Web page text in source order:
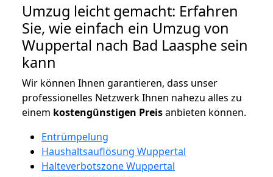
Umzug leicht gemacht: Erfahren
Sie, wie einfach ein Umzug von
Wuppertal nach Bad Laasphe sein
kann
Wir können Ihnen garantieren, dass unser
professionelles Netzwerk Ihnen nahezu alles zu
einem kostengünstigen Preisanbieten können.
Entrümpelung
Haushaltsauflösung Wuppertal
Halteverbotszone Wuppertal